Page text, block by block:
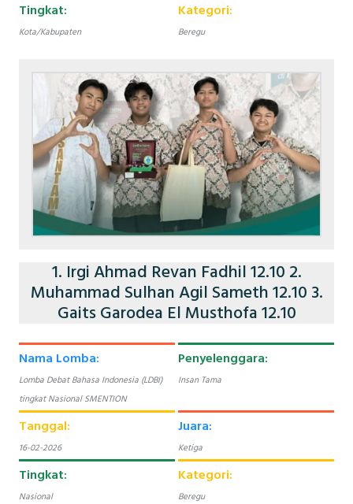
Tingkat:
Kota/Kabupaten
Kategori:
Beregu
1. Irgi Ahmad Revan Fadhil 12.10 2.
Muhammad Sulhan Agil Sameth 12.10 3.
Gaits Garodea El Musthofa 12.10
Nama Lomba:
Lomba Debat Bahasa Indonesia (LDBI)
tingkat Nasional SMENTION
Penyelenggara:
Insan Tama
Tanggal:
16-02-2026
Juara:
Ketiga
Tingkat:
Nasional
Kategori:
Beregu